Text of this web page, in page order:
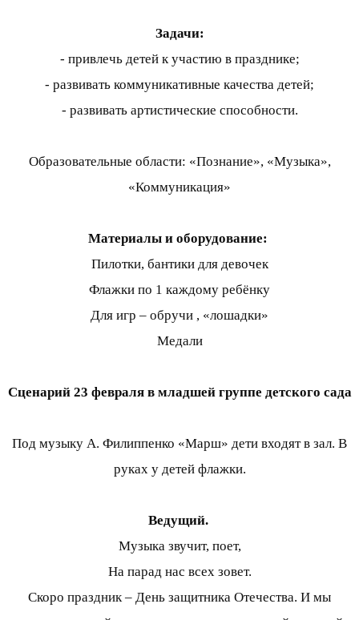
Задачи:
- привлечь детей к участию в празднике;
- развивать коммуникативные качества детей;
- развивать артистические способности.
Образовательные области: «Познание», «Музыка»,
«Коммуникация»
Материалы и оборудование:
Пилотки, бантики для девочек
Флажки по 1 каждому ребёнку
Для игр – обручи , «лошадки»
Медали
Сценарий 23 февраля в младшей группе детского сада
Под музыку А. Филиппенко «Марш» дети входят в зал. В
руках у детей флажки.
Ведущий.
Музыка звучит, поет,
На парад нас всех зовет.
Скоро праздник – День защитника Отечества. И мы